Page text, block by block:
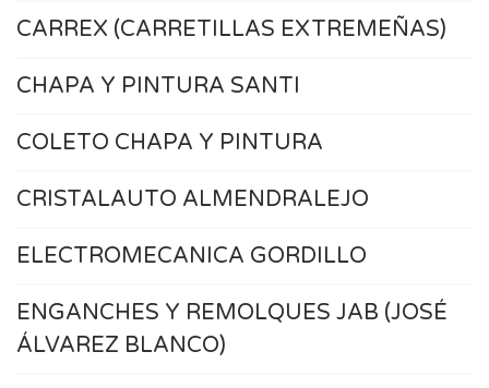
CARREX (CARRETILLAS EXTREMEÑAS)
CHAPA Y PINTURA SANTI
COLETO CHAPA Y PINTURA
CRISTALAUTO ALMENDRALEJO
ELECTROMECANICA GORDILLO
ENGANCHES Y REMOLQUES JAB (JOSÉ
ÁLVAREZ BLANCO)